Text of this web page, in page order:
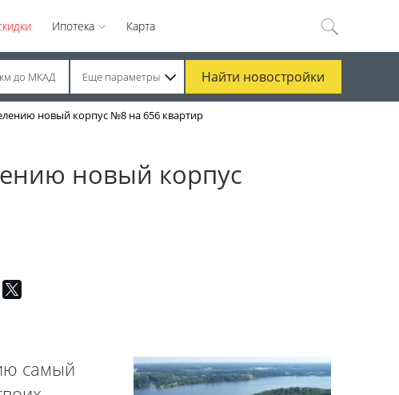
Ипотека Карта
км до МКАД Еще параметры Найти новостройки
новый корпус №8 на 656 квартир
новый корпус
самый